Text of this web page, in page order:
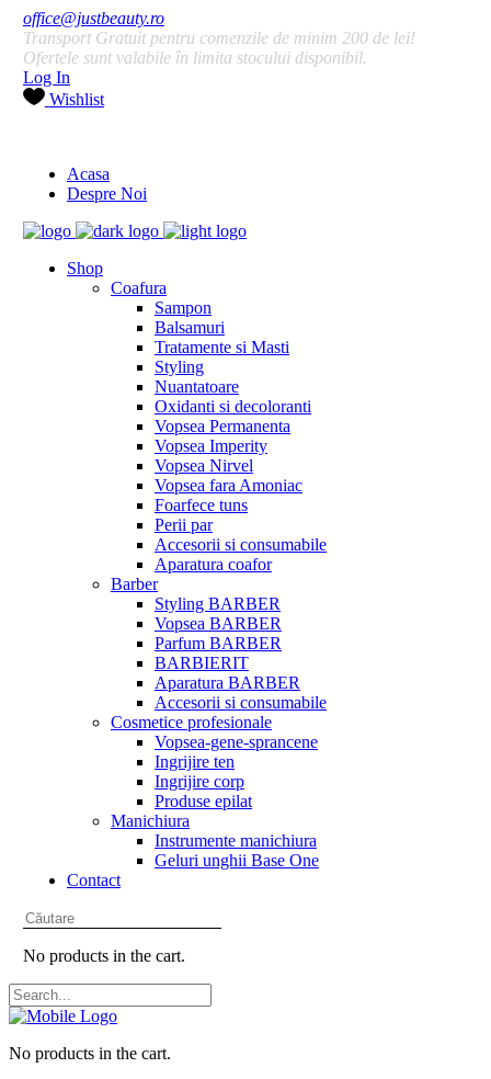
office@justbeauty.ro
Transport Gratuit pentru comenzile de minim 200 de lei!
Ofertele sunt valabile în limita stocului disponibil.
Log In
Wishlist
Acasa
Despre Noi
Shop
Coafura
Sampon
Balsamuri
Tratamente si Masti
Styling
Nuantatoare
Oxidanti si decoloranti
Vopsea Permanenta
Vopsea Imperity
Vopsea Nirvel
Vopsea fara Amoniac
Foarfece tuns
Perii par
Accesorii si consumabile
Aparatura coafor
Barber
Styling BARBER
Vopsea BARBER
Parfum BARBER
BARBIERIT
Aparatura BARBER
Accesorii si consumabile
Cosmetice profesionale
Vopsea-gene-sprancene
Ingrijire ten
Ingrijire corp
Produse epilat
Manichiura
Instrumente manichiura
Geluri unghii Base One
Contact
No products in the cart.
No products in the cart.